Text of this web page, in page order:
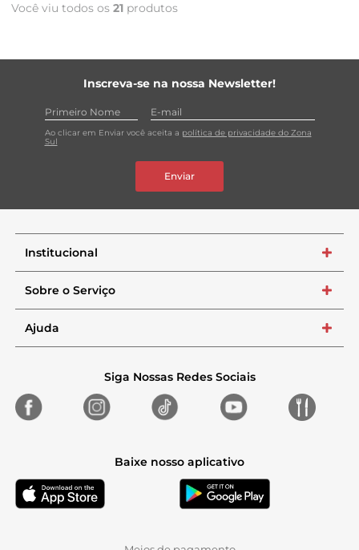
Você viu todos os 21 produtos
Inscreva-se na nossa Newsletter!
Ao clicar em Enviar você aceita a política de privacidade do Zona
Sul
Enviar
Institucional +
Sobre o Serviço +
Ajuda +
Siga Nossas Redes Sociais
Baixe nosso aplicativo